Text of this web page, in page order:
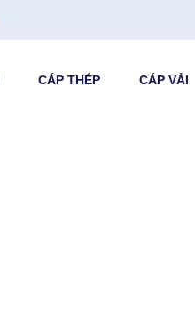
CÁP THÉP CÁP VẢI